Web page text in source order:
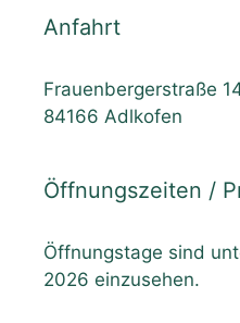
Anfahrt
Frauenbergerstraße
84166 Adlkofen
Öffnungszeiten /
Öffnungstage sind
2026 einzusehen.